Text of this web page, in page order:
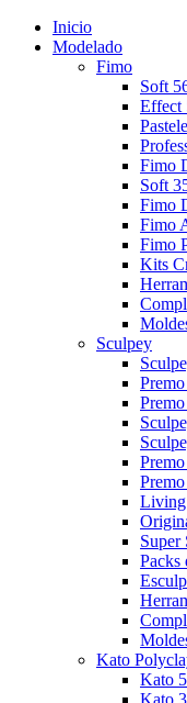
Inicio
Modelado
Fimo
Soft
Effect
Fimo
Soft
Fimo
Fimo
Fimo
Kits
Sculpey
Super
Packs
Kato
Kato
Kato